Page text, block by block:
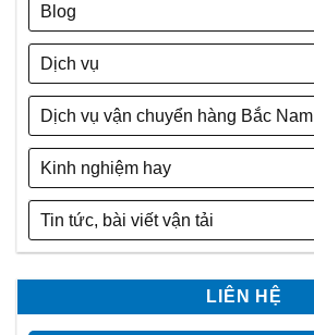
Blog
Dịch vụ
Dịch vụ vận chuyển hàng Bắc Nam
Kinh nghiệm hay
Tin tức, bài viết vận tải
LIÊN HỆ